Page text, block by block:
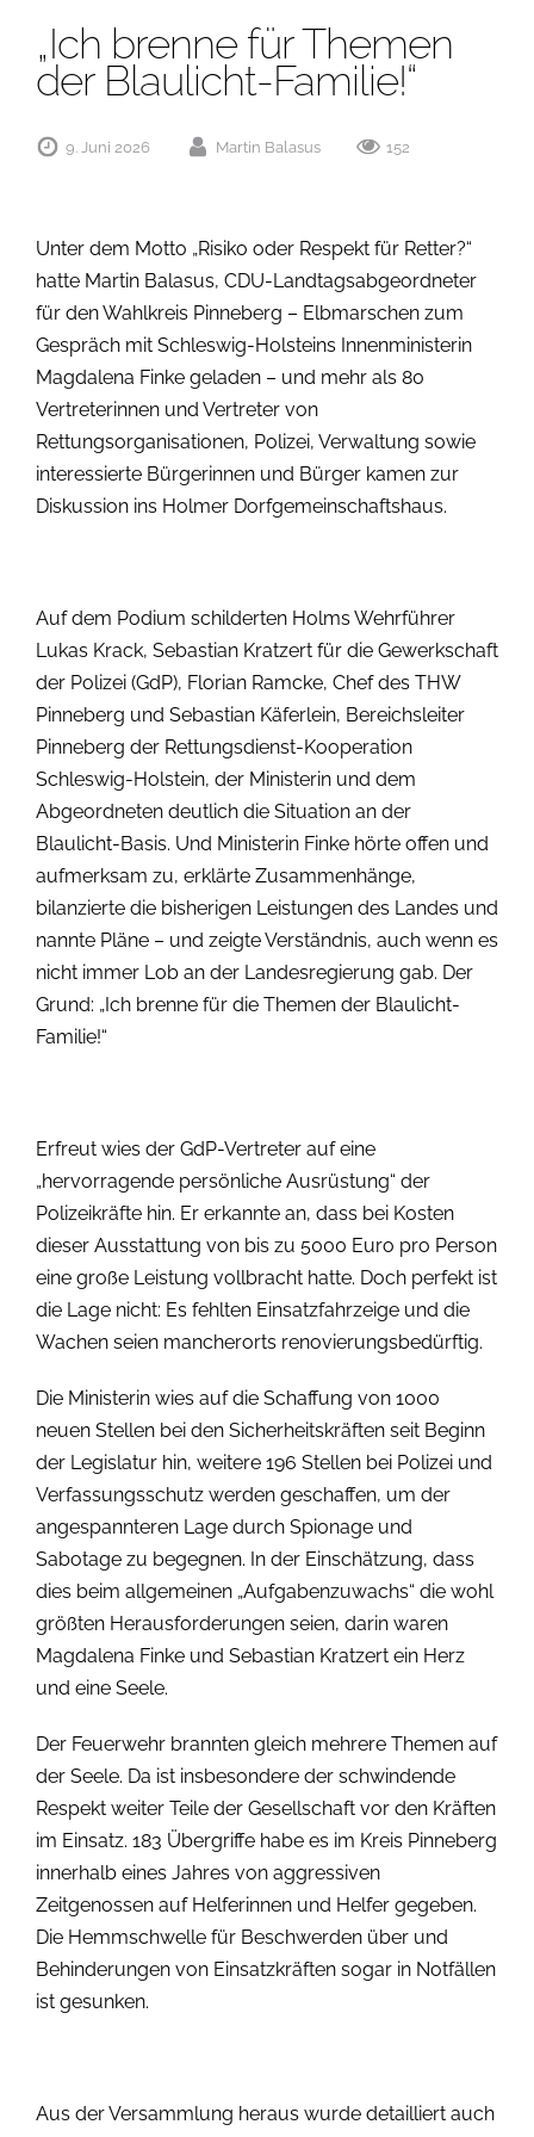
„Ich brenne für Themen
der Blaulicht-Familie!“
9. Juni 2026 Martin Balasus 152
Unter dem Motto „Risiko oder Respekt für Retter?“
hatte Martin Balasus, CDU-Landtagsabgeordneter
für den Wahlkreis Pinneberg – Elbmarschen zum
Gespräch mit Schleswig-Holsteins Innenministerin
Magdalena Finke geladen – und mehr als 80
Vertreterinnen und Vertreter von
Rettungsorganisationen, Polizei, Verwaltung sowie
interessierte Bürgerinnen und Bürger kamen zur
Diskussion ins Holmer Dorfgemeinschaftshaus.
Auf dem Podium schilderten Holms Wehrführer
Lukas Krack, Sebastian Kratzert für die Gewerkschaft
der Polizei (GdP), Florian Ramcke, Chef des THW
Pinneberg und Sebastian Käferlein, Bereichsleiter
Pinneberg der Rettungsdienst-Kooperation
Schleswig-Holstein, der Ministerin und dem
Abgeordneten deutlich die Situation an der
Blaulicht-Basis. Und Ministerin Finke hörte offen und
aufmerksam zu, erklärte Zusammenhänge,
bilanzierte die bisherigen Leistungen des Landes und
nannte Pläne – und zeigte Verständnis, auch wenn es
nicht immer Lob an der Landesregierung gab. Der
Grund: „Ich brenne für die Themen der Blaulicht-
Familie!“
Erfreut wies der GdP-Vertreter auf eine
„hervorragende persönliche Ausrüstung“ der
Polizeikräfte hin. Er erkannte an, dass bei Kosten
dieser Ausstattung von bis zu 5000 Euro pro Person
eine große Leistung vollbracht hatte. Doch perfekt ist
die Lage nicht: Es fehlten Einsatzfahrzeige und die
Wachen seien mancherorts renovierungsbedürftig.
Die Ministerin wies auf die Schaffung von 1000
neuen Stellen bei den Sicherheitskräften seit Beginn
der Legislatur hin, weitere 196 Stellen bei Polizei und
Verfassungsschutz werden geschaffen, um der
angespannteren Lage durch Spionage und
Sabotage zu begegnen. In der Einschätzung, dass
dies beim allgemeinen „Aufgabenzuwachs“ die wohl
größten Herausforderungen seien, darin waren
Magdalena Finke und Sebastian Kratzert ein Herz
und eine Seele.
Der Feuerwehr brannten gleich mehrere Themen auf
der Seele. Da ist insbesondere der schwindende
Respekt weiter Teile der Gesellschaft vor den Kräften
im Einsatz. 183 Übergriffe habe es im Kreis Pinneberg
innerhalb eines Jahres von aggressiven
Zeitgenossen auf Helferinnen und Helfer gegeben.
Die Hemmschwelle für Beschwerden über und
Behinderungen von Einsatzkräften sogar in Notfällen
ist gesunken.
Aus der Versammlung heraus wurde detailliert auch